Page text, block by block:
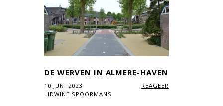
DE WERVEN IN ALMERE-HAVEN
10 JUNI 2023
REAGEER
LIDWINE SPOORMANS